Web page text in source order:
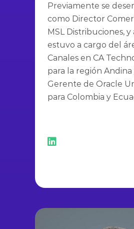
Previamente se
como Director
MSL Distribuciones, y
estuvo a cargo del
Canales en CA
para la región
Gerente de Oracle
para Colombia y